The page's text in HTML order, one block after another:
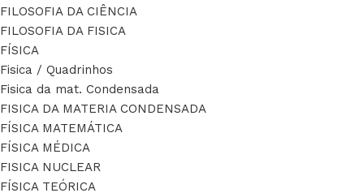
FILOSOFIA DA CIÊNCIA
FILOSOFIA DA FISICA
FÍSICA
Fisica / Quadrinhos
Fisica da mat. Condensada
FISICA DA MATERIA CONDENSADA
FÍSICA MATEMÁTICA
FÍSICA MÉDICA
FISICA NUCLEAR
FÍSICA TEÓRICA